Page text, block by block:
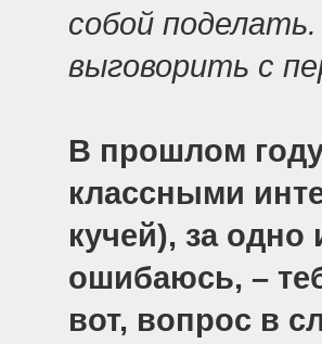
собой
выговорить с
В прошлом
классными
кучей), за
ошибаюсь, –
вот, вопрос в